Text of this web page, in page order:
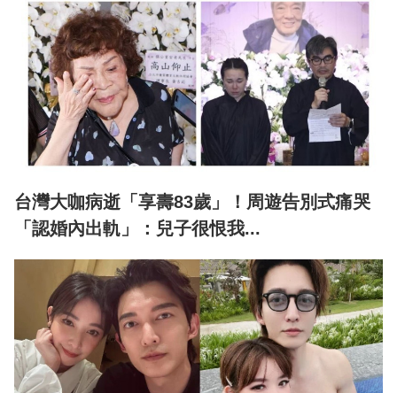
台灣大咖病逝「享壽83歲」！周遊告別式痛哭
「認婚內出軌」：兒子很恨我...